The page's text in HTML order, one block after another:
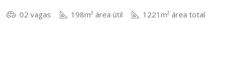
02 vagas 198m² área útil 1221m² área total